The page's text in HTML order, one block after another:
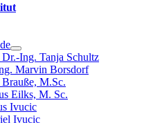
Ing. Tanja Schultz
Marvin Borsdorf
M.Sc.
Eilks, M. Sc.
Ivucic
Ivucic